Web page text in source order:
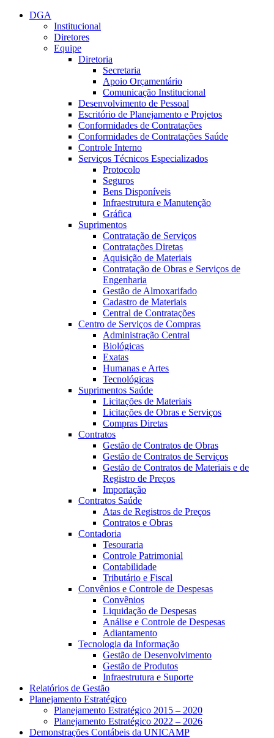
Conteúdo principal
DGA
Institucional
Diretores
Equipe
Diretoria
Secretaria
Apoio Orçamentário
Comunicação Institucional
Desenvolvimento de Pessoal
Escritório de Planejamento e Projetos
Conformidades de Contratações
Conformidades de Contratações Saúde
Controle Interno
Serviços Técnicos Especializados
Protocolo
Seguros
Bens Disponíveis
Infraestrutura e Manutenção
Gráfica
Suprimentos
Contratação de Serviços
Contratações Diretas
Aquisição de Materiais
Contratação de Obras e Serviços de
Engenharia
Gestão de Almoxarifado
Cadastro de Materiais
Central de Contratações
Centro de Serviços de Compras
Administração Central
Biológicas
Exatas
Humanas e Artes
Tecnológicas
Suprimentos Saúde
Licitações de Materiais
Licitações de Obras e Serviços
Compras Diretas
Contratos
Gestão de Contratos de Obras
Gestão de Contratos de Serviços
Gestão de Contratos de Materiais e de
Registro de Preços
Importação
Contratos Saúde
Atas de Registros de Preços
Contratos e Obras
Contadoria
Tesouraria
Controle Patrimonial
Contabilidade
Tributário e Fiscal
Convênios e Controle de Despesas
Convênios
Liquidação de Despesas
Análise e Controle de Despesas
Adiantamento
Tecnologia da Informação
Gestão de Desenvolvimento
Gestão de Produtos
Infraestrutura e Suporte
Relatórios de Gestão
Planejamento Estratégico
Planejamento Estratégico 2015 – 2020
Planejamento Estratégico 2022 – 2026
Demonstrações Contábeis da UNICAMP